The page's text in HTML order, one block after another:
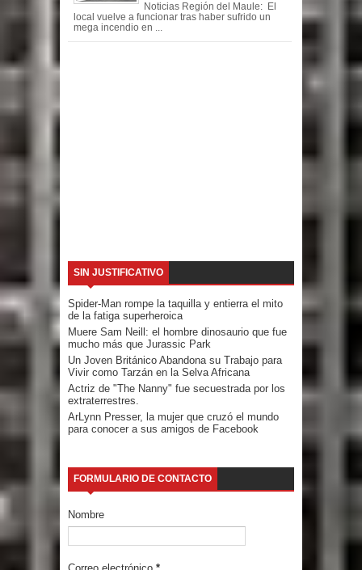
Noticias Región del Maule: El
local vuelve a funcionar tras haber sufrido un
mega incendio en ...
SIN JUSTIFICATIVO
Spider-Man rompe la taquilla y entierra el mito
de la fatiga superheroica
Muere Sam Neill: el hombre dinosaurio que fue
mucho más que Jurassic Park
Un Joven Británico Abandona su Trabajo para
Vivir como Tarzán en la Selva Africana
Actriz de "The Nanny" fue secuestrada por los
extraterrestres.
ArLynn Presser, la mujer que cruzó el mundo
para conocer a sus amigos de Facebook
FORMULARIO DE CONTACTO
Nombre